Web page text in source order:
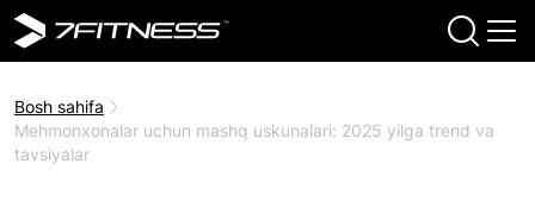
Bosh sahifa
Mehmonxonalar uchun mashq uskunalari: 2025 yilga trend va
tavsiyalar